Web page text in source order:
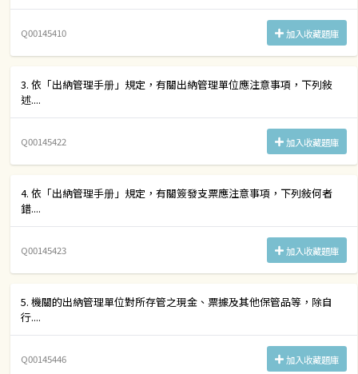
Q00145410 加入收藏題庫
3. 依「出納管理手册」規定，有關出納管理單位應注意事項，下列敍
述....
Q00145422 加入收藏題庫
4. 依「出納管理手册」規定，有關簽發支票應注意事項，下列敍何者
錯....
Q00145423 加入收藏題庫
5. 機關的出納管理單位對所存管之現金、票據及其他保管品等，除自
行....
Q00145446 加入收藏題庫